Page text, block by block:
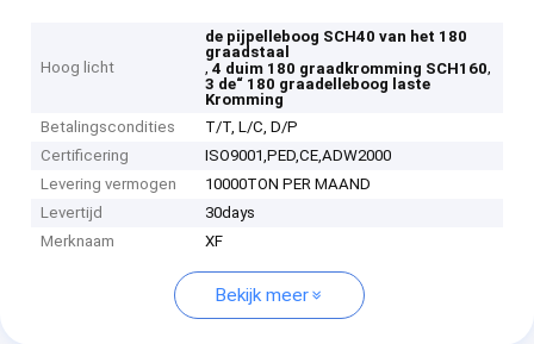
Hoog licht
de pijpelleboog SCH40 van het 180
graadstaal
,4 duim 180 graadkromming SCH160,
3 de“ 180 graadelleboog laste
Kromming
Betalingscondities
T/T, L/C, D/P
Certificering
ISO9001,PED,CE,ADW2000
Levering vermogen
10000TON PER MAAND
Levertijd
30days
Merknaam
XF
Bekijk meer